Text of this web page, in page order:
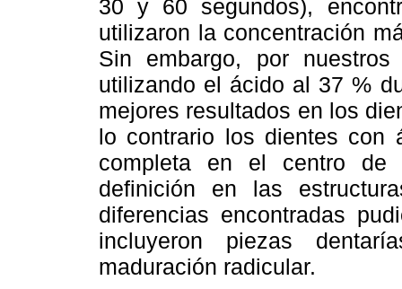
30 y 60 segundos),
utilizaron la concentración
Sin embargo, por
utilizando el ácido al 37 %
mejores resultados en los
lo contrario los dientes con
completa en el centro
definición en las
diferencias encontradas
incluyeron piezas
maduración radicular.